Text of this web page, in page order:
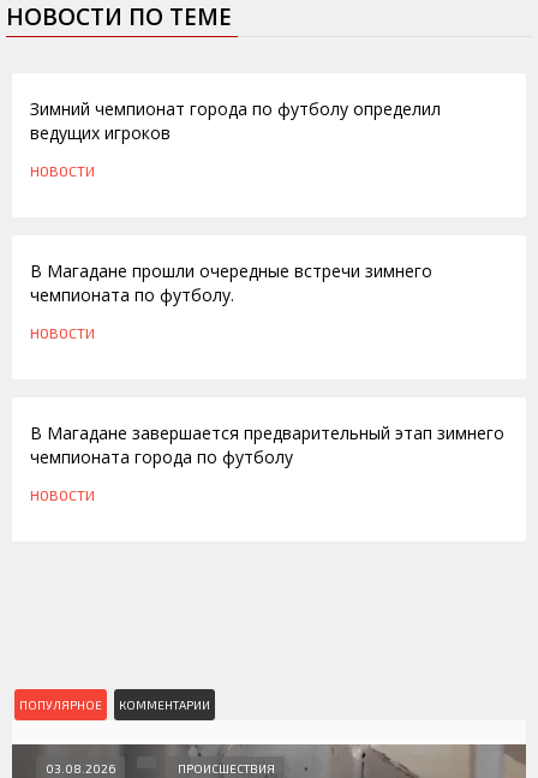
НОВОСТИ ПО ТЕМЕ
Зимний чемпионат города по футболу определил
ведущих игроков
НОВОСТИ
В Магадане прошли очередные встречи зимнего
чемпионата по футболу.
НОВОСТИ
В Магадане завершается предварительный этап зимнего
чемпионата города по футболу
НОВОСТИ
ПОПУЛЯРНОЕ КОММЕНТАРИИ
03.08.2026 ПРОИСШЕСТВИЯ